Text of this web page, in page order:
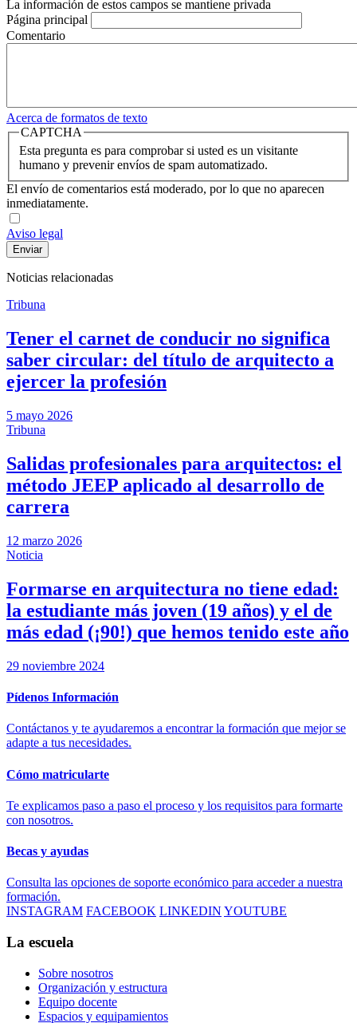
La información de estos campos se mantiene privada
Página principal
Comentario
Acerca de formatos de texto
CAPTCHA
Esta pregunta es para comprobar si usted es un visitante
humano y prevenir envíos de spam automatizado.
El envío de comentarios está moderado, por lo que no aparecen
inmediatamente.
Aviso legal
Noticias relacionadas
Tribuna
Tener el carnet de conducir no significa
saber circular: del título de arquitecto a
ejercer la profesión
5 mayo 2026
Tribuna
Salidas profesionales para arquitectos: el
método JEEP aplicado al desarrollo de
carrera
12 marzo 2026
Noticia
Formarse en arquitectura no tiene edad:
la estudiante más joven (19 años) y el de
más edad (¡90!) que hemos tenido este año
29 noviembre 2024
Pídenos Información
Contáctanos y te ayudaremos a encontrar la formación que mejor se
adapte a tus necesidades.
Cómo matricularte
Te explicamos paso a paso el proceso y los requisitos para formarte
con nosotros.
Becas y ayudas
Consulta las opciones de soporte económico para acceder a nuestra
formación.
INSTAGRAM FACEBOOK LINKEDIN YOUTUBE
La escuela
Sobre nosotros
Organización y estructura
Equipo docente
Espacios y equipamientos